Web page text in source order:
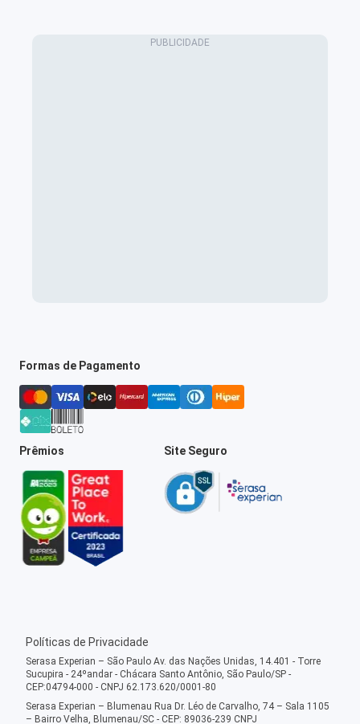
Formas de Pagamento
Prêmios Site Seguro
Políticas de Privacidade
Serasa Experian – São Paulo Av. das Nações Unidas, 14.401 - Torre
Sucupira - 24ºandar - Chácara Santo Antônio, São Paulo/SP -
CEP:04794-000 - CNPJ 62.173.620/0001-80
Serasa Experian – Blumenau Rua Dr. Léo de Carvalho, 74 – Sala 1105
– Bairro Velha, Blumenau/SC - CEP: 89036-239 CNPJ